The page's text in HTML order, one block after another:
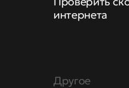
интернета
Другое